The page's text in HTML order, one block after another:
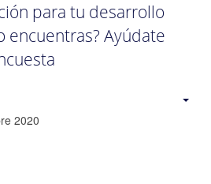
para tu desarrollo
encuentras? Ayúdate
2020